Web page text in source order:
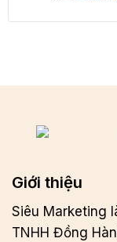
Giới thiệu
Siêu Marketing
TNHH Đồng